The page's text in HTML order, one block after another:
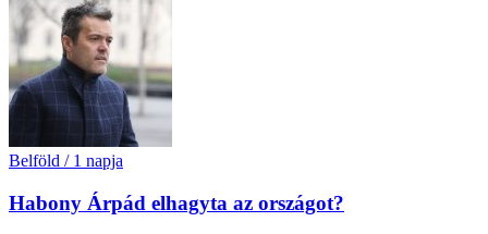
Belföld / 1 napja
Habony Árpád elhagyta az országot?